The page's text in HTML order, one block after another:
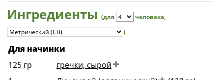
Ингредиенты (для человека,
)
Для начинки
125 гр
гречки, сырой